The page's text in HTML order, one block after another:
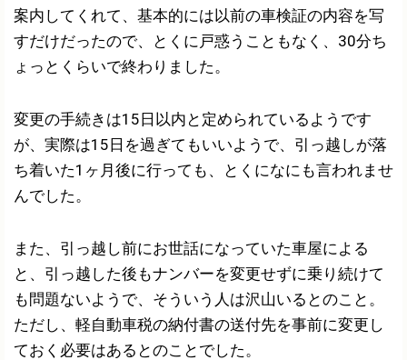
案内してくれて、基本的には以前の車検証の内容を写
すだけだったので、とくに戸惑うこともなく、30分ち
ょっとくらいで終わりました。
変更の手続きは15日以内と定められているようです
が、実際は15日を過ぎてもいいようで、引っ越しが落
ち着いた1ヶ月後に行っても、とくになにも言われませ
んでした。
また、引っ越し前にお世話になっていた車屋による
と、引っ越した後もナンバーを変更せずに乗り続けて
も問題ないようで、そういう人は沢山いるとのこと。
ただし、軽自動車税の納付書の送付先を事前に変更し
ておく必要はあるとのことでした。